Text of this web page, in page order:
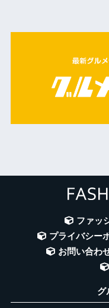
ファッ
プライバシー
お問い合わ
グ